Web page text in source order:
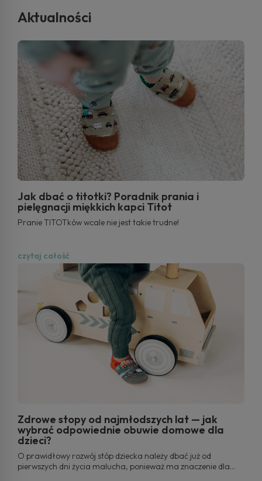
Aktualności
Jak dbać o titotki? Poradnik prania i
pielęgnacji miękkich kapci Titot
Pranie TITOTków wcale nie jest takie trudne!
czytaj całość
Zdrowe stopy od najmłodszych lat — jak
wybrać odpowiednie obuwie domowe dla
dzieci?
O prawidłowy rozwój stóp dziecka należy dbać już od
pierwszych dni życia malucha, ponieważ ma znaczenie dla